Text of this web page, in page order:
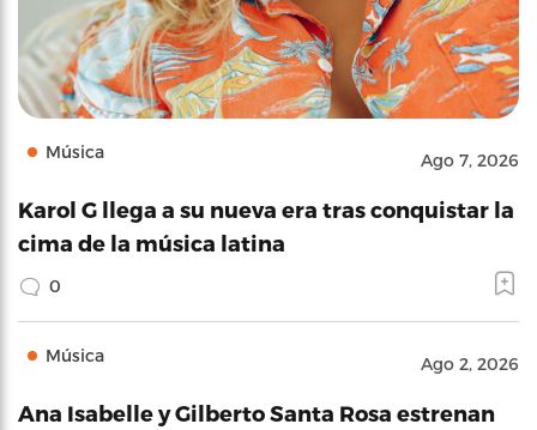
Música Ago 7, 2026
Karol G llega a su nueva era tras conquistar la
cima de la música latina
0
Música Ago 2, 2026
Ana Isabelle y Gilberto Santa Rosa estrenan